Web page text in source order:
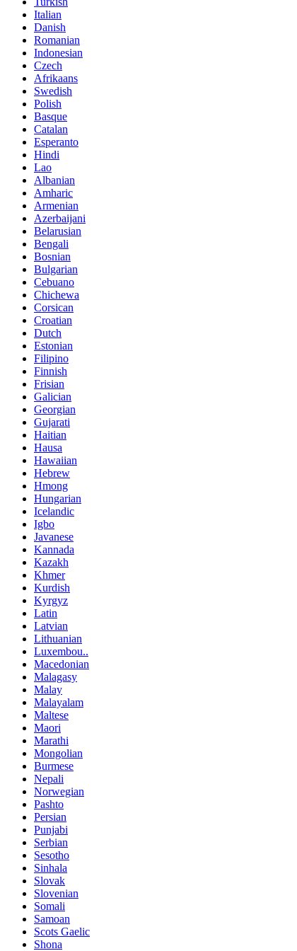
Italian
Danish
Romanian
Indonesian
Czech
Afrikaans
Swedish
Polish
Basque
Catalan
Esperanto
Hindi
Lao
Albanian
Amharic
Armenian
Azerbaijani
Belarusian
Bengali
Bosnian
Bulgarian
Cebuano
Chichewa
Corsican
Croatian
Dutch
Estonian
Filipino
Finnish
Frisian
Galician
Georgian
Gujarati
Haitian
Hausa
Hawaiian
Hebrew
Hmong
Hungarian
Icelandic
Igbo
Javanese
Kannada
Kazakh
Khmer
Kurdish
Kyrgyz
Latin
Latvian
Lithuanian
Luxembou..
Macedonian
Malagasy
Malay
Malayalam
Maltese
Maori
Marathi
Mongolian
Burmese
Nepali
Norwegian
Pashto
Persian
Punjabi
Serbian
Sesotho
Sinhala
Slovak
Slovenian
Somali
Samoan
Scots Gaelic
Shona